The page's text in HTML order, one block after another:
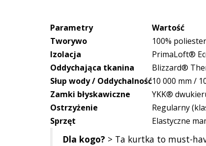
Parametry
Wartość
Tworywo
100%
Izolacja
PrimaLoft®
Oddychająca tkanina
Blizzard®
Słup wody / Oddychalność10 000 mm /
Zamki błyskawiczne
YKK®
Ostrzyżenie
Regularny
Sprzęt
Elastyczne
Dla kogo? > Ta kurtka to must-